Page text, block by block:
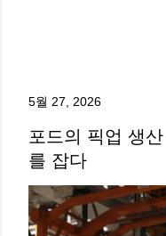
5월 27, 2026
포드의 픽업 생
를 잡다